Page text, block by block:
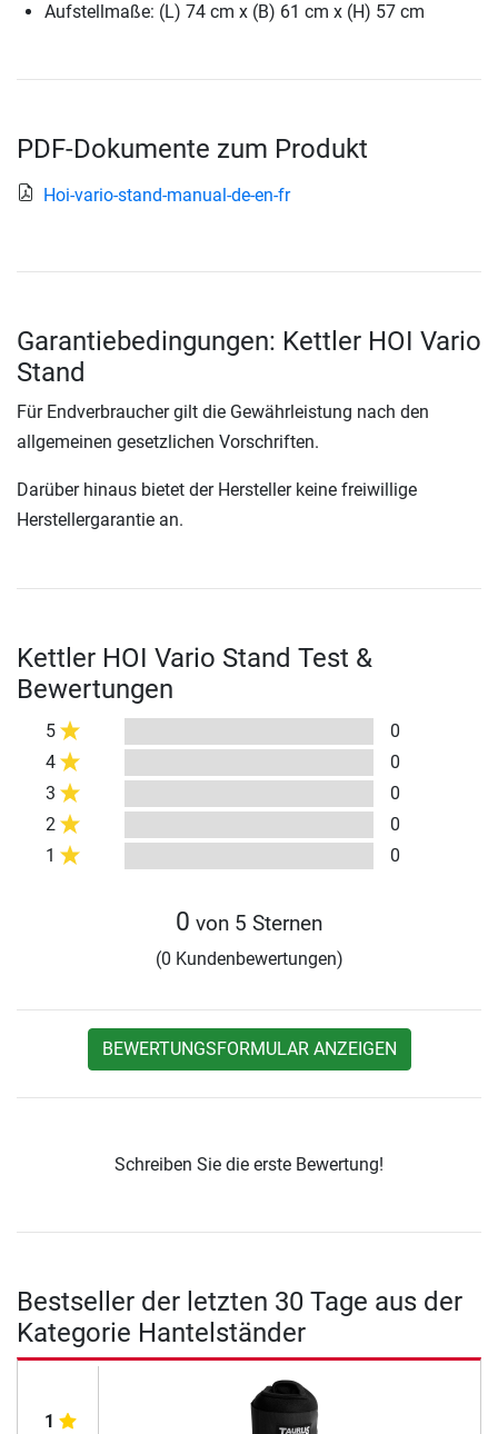
Aufstellmaße: (L) 74 cm x (B) 61 cm x (H) 57 cm
PDF-Dokumente zum Produkt
Hoi-vario-stand-manual-de-en-fr
Garantiebedingungen: Kettler HOI Vario
Stand
Für Endverbraucher gilt die Gewährleistung nach den
allgemeinen gesetzlichen Vorschriften.
Darüber hinaus bietet der Hersteller keine freiwillige
Herstellergarantie an.
Kettler HOI Vario Stand Test &
Bewertungen
5
0
4
0
3
0
2
0
1
0
0 von 5 Sternen
(0 Kundenbewertungen)
BEWERTUNGSFORMULAR ANZEIGEN
Schreiben Sie die erste Bewertung!
Bestseller der letzten 30 Tage aus der
Kategorie Hantelständer
1